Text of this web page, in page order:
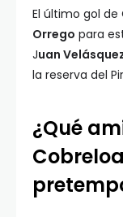
El último gol
Orrego para
Juan
la reserva del
¿Qué